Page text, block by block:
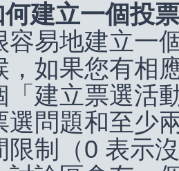
建立一個投
容易地建立一
，如果您有相
「建立票選活
選問題和至少
限制（0 表示